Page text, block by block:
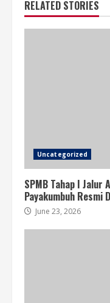
RELATED STORIES
Uncategorized
SPMB Tahap I Jalur
Payakumbuh Resmi
June 23, 2026